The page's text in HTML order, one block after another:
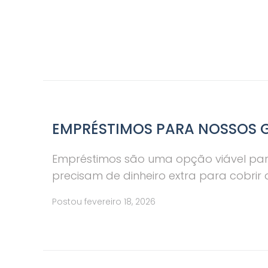
EMPRÉSTIMOS PARA NOSSOS
Empréstimos são uma opção viável
precisam de dinheiro extra para cobrir
Postou fevereiro 18, 2026